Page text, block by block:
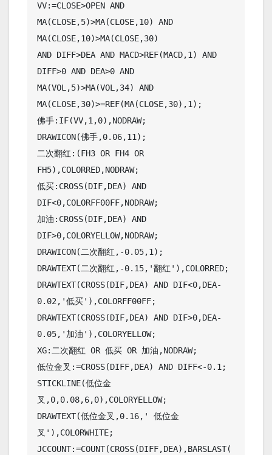
VV:=CLOSE>OPEN AND
MA(CLOSE,5)>MA(CLOSE,10) AND
MA(CLOSE,10)>MA(CLOSE,30)
AND DIFF>DEA AND MACD>REF(MACD,1) AND
DIFF>0 AND DEA>0 AND
MA(VOL,5)>MA(VOL,34) AND
MA(CLOSE,30)>=REF(MA(CLOSE,30),1);
佛手:IF(VV,1,0),NODRAW;
DRAWICON(佛手,0.06,11);
二次翻红:(FH3 OR FH4 OR
FH5),COLORRED,NODRAW;
低买:CROSS(DIF,DEA) AND
DIF<0,COLORFF00FF,NODRAW;
加油:CROSS(DIF,DEA) AND
DIF>0,COLORYELLOW,NODRAW;
DRAWICON(二次翻红,-0.05,1);
DRAWTEXT(二次翻红,-0.15,'翻红'),COLORRED;
DRAWTEXT(CROSS(DIF,DEA) AND DIF<0,DEA-
0.02,'低买'),COLORFF00FF;
DRAWTEXT(CROSS(DIF,DEA) AND DIF>0,DEA-
0.05,'加油'),COLORYELLOW;
XG:二次翻红 OR 低买 OR 加油,NODRAW;
低位金叉:=CROSS(DIFF,DEA) AND DIFF<-0.1;
STICKLINE(低位金
叉,0,0.08,6,0),COLORYELLOW;
DRAWTEXT(低位金叉,0.16,' 低位金
叉'),COLORWHITE;
JCCOUNT:=COUNT(CROSS(DIFF,DEA),BARSLAST(